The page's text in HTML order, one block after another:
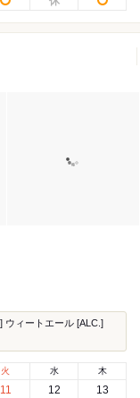
ウィートエール [ALC.]
火
11
水
12
木
13